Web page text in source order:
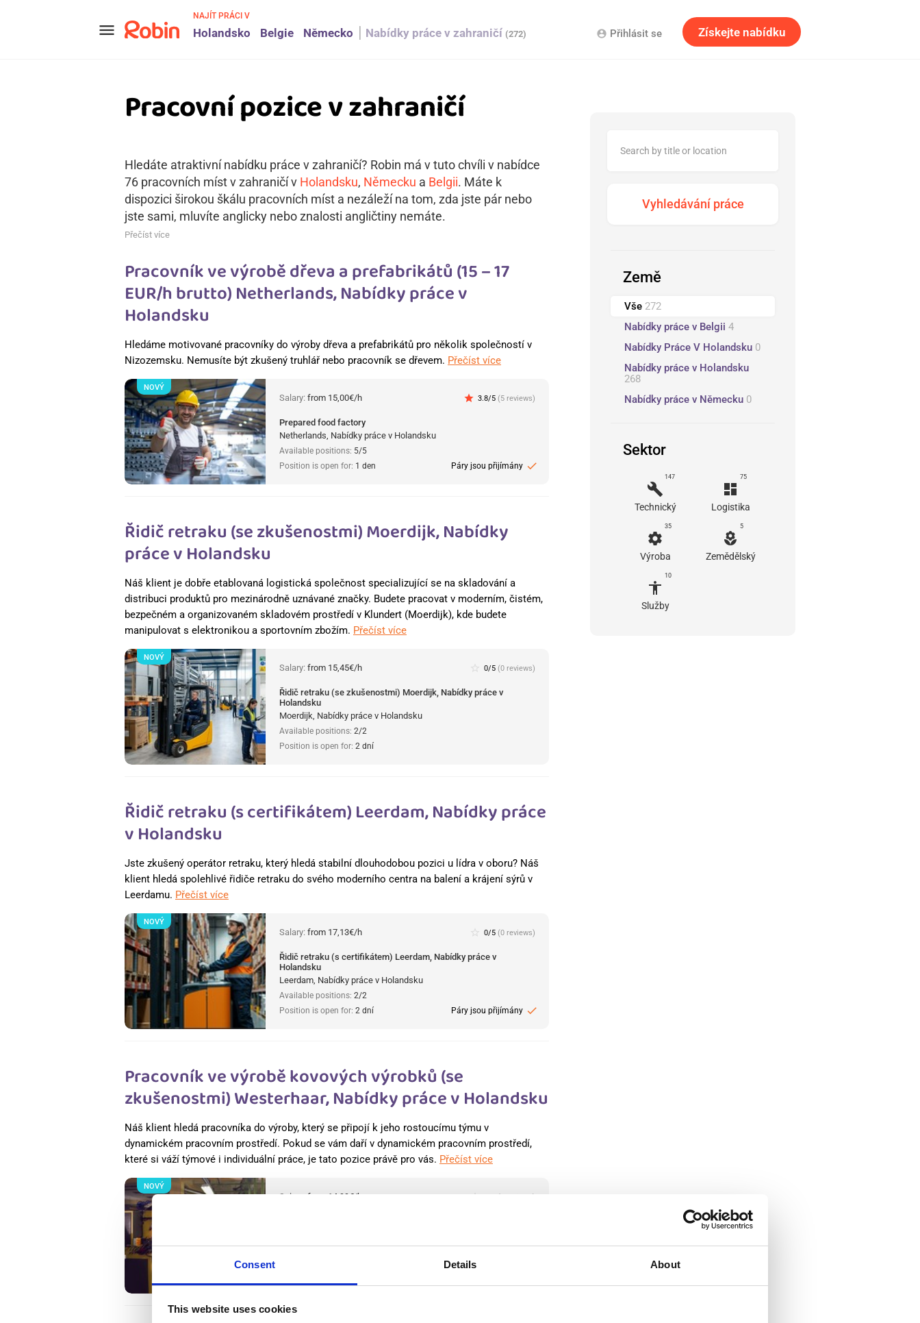
Consent Details About
This website uses cookies
menu
NAJÍT PRÁCI V
Holandsko Belgie Německo Nabídky práce v zahraničí (272) Získejte nabídku
account_circle Přihlásit se
Pracovní pozice v zahraničí
Hledáte atraktivní nabídku práce v zahraničí? Robin má v tuto chvíli v nabídce
76 pracovních míst v zahraničí v Holandsku, Německu a Belgii. Máte k
dispozici širokou škálu pracovních míst a nezáleží na tom, zda jste pár nebo
jste sami, mluvíte anglicky nebo znalosti angličtiny nemáte.
Přečíst více
Pracovník ve výrobě dřeva a prefabrikátů (15 – 17
EUR/h brutto) Netherlands, Nabídky práce v
Holandsku
Hledáme motivované pracovníky do výroby dřeva a prefabrikátů pro několik společností v
Nizozemsku. Nemusíte být zkušený truhlář nebo pracovník se dřevem. Přečíst více
Salary: from 15,00€/h star 3.8/5 (5 reviews)
Prepared food factory
Netherlands, Nabídky práce v Holandsku
Available positions: 5/5
Position is open for: 1 den Páry jsou přijímány check
NOVÝ
Řidič retraku (se zkušenostmi) Moerdijk, Nabídky
práce v Holandsku
Náš klient je dobře etablovaná logistická společnost specializující se na skladování a
distribuci produktů pro mezinárodně uznávané značky. Budete pracovat v moderním, čistém,
bezpečném a organizovaném skladovém prostředí v Klundert (Moerdijk), kde budete
manipulovat s elektronikou a sportovním zbožím. Přečíst více
Salary: from 15,45€/h star_border 0/5 (0 reviews)
Řidič retraku (se zkušenostmi) Moerdijk, Nabídky práce v
Holandsku
Moerdijk, Nabídky práce v Holandsku
Available positions: 2/2
Position is open for: 2 dní
NOVÝ
Řidič retraku (s certifikátem) Leerdam, Nabídky práce
v Holandsku
Jste zkušený operátor retraku, který hledá stabilní dlouhodobou pozici u lídra v oboru? Náš
klient hledá spolehlivé řidiče retraku do svého moderního centra na balení a krájení sýrů v
Leerdamu. Přečíst více
Salary: from 17,13€/h star_border 0/5 (0 reviews)
Řidič retraku (s certifikátem) Leerdam, Nabídky práce v
Holandsku
Leerdam, Nabídky práce v Holandsku
Available positions: 2/2
Position is open for: 2 dní Páry jsou přijímány check
NOVÝ
Pracovník ve výrobě kovových výrobků (se
zkušenostmi) Westerhaar, Nabídky práce v Holandsku
Náš klient hledá pracovníka do výroby, který se připojí k jeho rostoucímu týmu v
dynamickém pracovním prostředí. Pokud se vám daří v dynamickém pracovním prostředí,
které si váží týmové i individuální práce, je tato pozice právě pro vás. Přečíst více
Salary: from 14,99€/h star_border (0 reviews)
Westerhaar, Nabídky práce v Holandsku
NOVÝ
Země
Vše 272
Nabídky práce v Belgii 4
Nabídky Práce V Holandsku 0
Nabídky práce v Holandsku
268
Nabídky práce v Německu 0
Sektor
147
build
Technický
75
dashboard
Logistika
35
settings
Výroba
5
local_florist
Zemědělský
10
accessibility
Služby